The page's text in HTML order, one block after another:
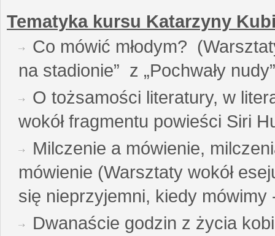
Tematyka kursu Katarzyny
Co mówić młodym?
na stadionie” z „Pochwały
O tożsamości literatury, w
wokół fragmentu powieści Siri
Milczenie a mówienie,
mówienie (Warsztaty wokół
się nieprzyjemni, kiedy mówimy
Dwanaście godzin z życia